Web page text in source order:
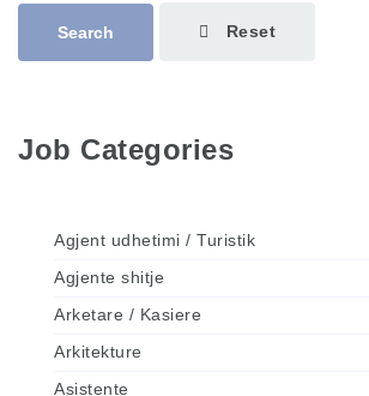
Search Reset
Job Categories
Agjent udhetimi / Turistik
Agjente shitje
Arketare / Kasiere
Arkitekture
Asistente